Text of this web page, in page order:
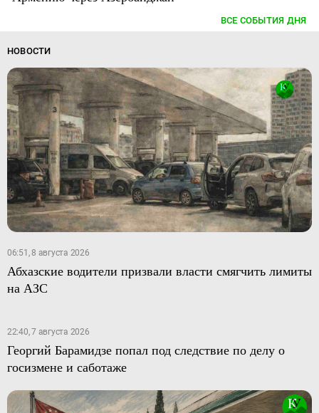
ВСЕ СОБЫТИЯ ДНЯ
НОВОСТИ
06:51, 8 августа 2026
Абхазские водители призвали власти смягчить лимиты
на АЗС
22:40, 7 августа 2026
Георгий Барамидзе попал под следствие по делу о
госизмене и саботаже